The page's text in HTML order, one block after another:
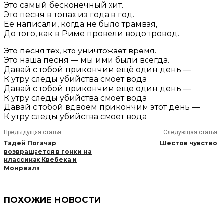
Это самый бесконечный хит.
Это песня в топах из года в год.
Её написали, когда не было трамвая,
До того, как в Риме провели водопровод.
Это песня тех, кто уничтожает время.
Это наша песня — мы ими были всегда.
Давай с тобой прикончим ещё один день —
К утру следы убийства смоет вода.
Давай с тобой прикончим еще один день —
К утру следы убийства смоет вода.
Давай с тобой вдвоем прикончим этот день —
К утру следы убийства смоет вода.
Предыдущая статья
Тадей Погачар
возвращается в гонки на
классиках Квебека и
Монреаля
Следующая статья
Шестое чувство
ПОХОЖИЕ НОВОСТИ